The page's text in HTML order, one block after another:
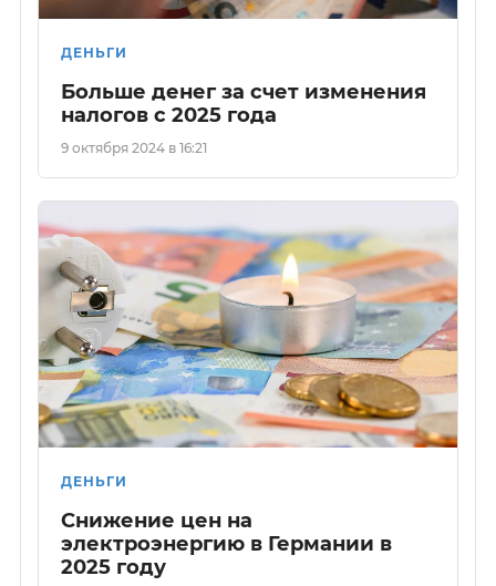
ДЕНЬГИ
Больше денег за счет изменения
налогов с 2025 года
9 октября 2024 в 16:21
ДЕНЬГИ
Снижение цен на
электроэнергию в Германии в
2025 году